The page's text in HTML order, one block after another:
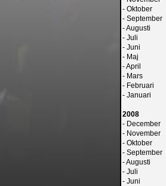
- Oktober
- September
-Augusti
- Juli
- Juni
- Maj
-April
- Mars
- Februari
- Januari
2008
- December
- November
- Oktober
- September
-Augusti
- Juli
- Juni